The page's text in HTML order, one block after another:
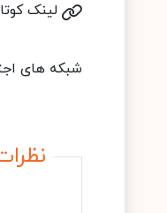
لینک
شبکه های